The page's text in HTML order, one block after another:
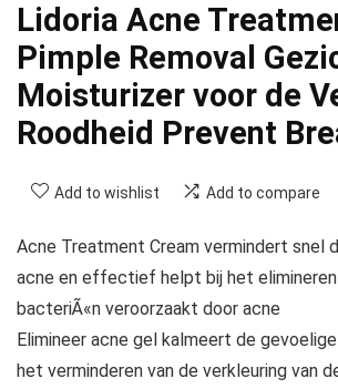
Lidoria Acne
Pimple Removal
Moisturizer voor de
Roodheid Prevent
Add to wishlist Add to compare
Acne Treatment Cream vermindert snel
acne en effectief helpt bij het elimineren
bacteriÃ«n veroorzaakt door acne
Elimineer acne gel kalmeert de
het verminderen van de verkleuring van